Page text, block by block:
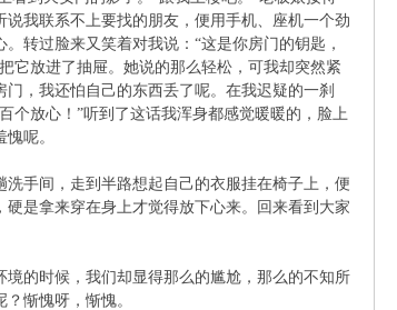
我联系不上要找的朋友，便用手机、座机一个劲
转过脸来又笑着对我说：“这是你房门的钥匙，
它放进了抽屉。她说的那么轻松，可我却突然紧
，我还怕自己的东西丢了呢。在我迟疑的一刹
个放心！”听到了这话我浑身都感觉暖暖的，脸上
呢。
手间，走到半路想起自己的衣服挂在椅子上，便
是拿来穿在身上才觉得放下心来。回来看到大家
的时候，我们却显得那么的尴尬，那么的不知所
惭愧呀，惭愧。